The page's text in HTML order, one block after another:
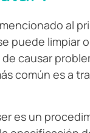
al
puede limpiar
causar
común es a
es un